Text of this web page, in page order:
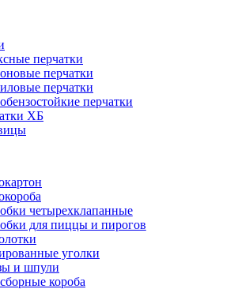
перчатки
перчатки
перчатки
перчатки
ХБ
четырехклапанные
для пиццы и пирогов
уголки
и шпули
короба